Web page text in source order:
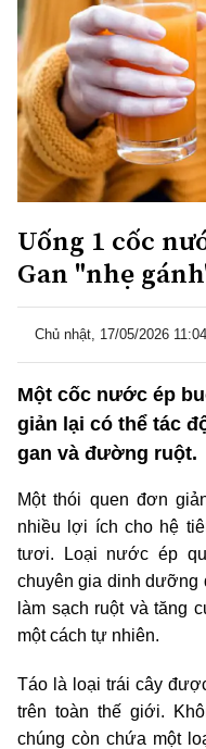
Uống 1 cốc
Gan "nhẹ
Chủ nhật, 17/05/2026
Một cốc nước ép
giản lại có thể tác
gan và đường ruột.
Một thói quen đơn
nhiều lợi ích cho hệ
tươi. Loại nước ép
chuyên gia dinh dưỡng
làm sạch ruột và tăng
một cách tự nhiên.
Táo là loại trái cây
trên toàn thế giới.
chúng còn chứa một